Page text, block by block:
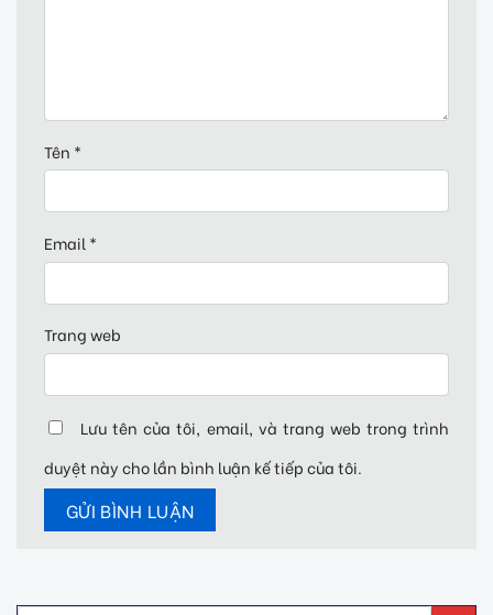
Tên *
Email *
Trang web
Lưu tên của tôi, email, và trang web trong trình
duyệt này cho lần bình luận kế tiếp của tôi.